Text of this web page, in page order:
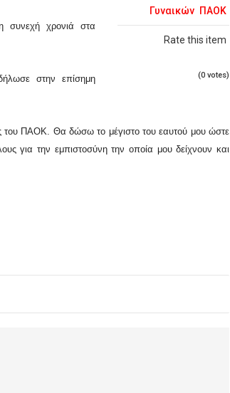
Γυναικών ΠΑΟΚ
Rate this item
(0 votes)
συνεχή χρονιά στα
στην επίσημη
του ΠΑΟΚ. Θα δώσω το μέγιστο του εαυτού μου ώστε
για την εμπιστοσύνη την οποία μου δείχνουν και